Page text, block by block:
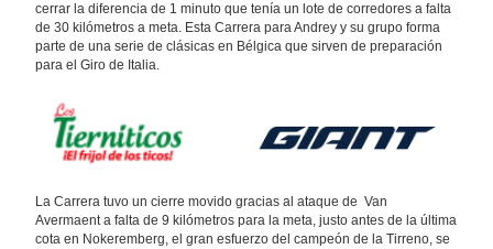
cerrar la diferencia de 1 minuto que tenía un lote de corredores a falta
de 30 kilómetros a meta. Esta Carrera para Andrey y su grupo forma
parte de una serie de clásicas en Bélgica que sirven de preparación
para el Giro de Italia.
La Carrera tuvo un cierre movido gracias al ataque de Van
Avermaent a falta de 9 kilómetros para la meta, justo antes de la última
cota en Nokeremberg, el gran esfuerzo del campeón de la Tirreno, se